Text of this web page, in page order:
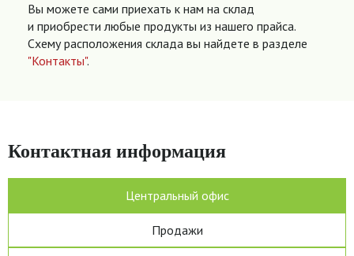
Вы можете сами приехать к нам на склад
и приобрести любые продукты из нашего прайса.
Схему расположения склада вы найдете в разделе
"Контакты".
Контактная информация
Центральный офис
Продажи